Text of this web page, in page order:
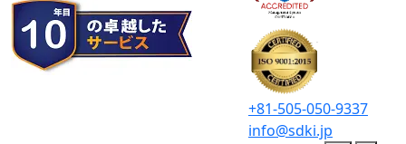
+81-505-050-9337
info@sdki.jp